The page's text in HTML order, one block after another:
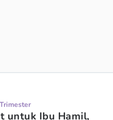
untuk Ibu Hamil,